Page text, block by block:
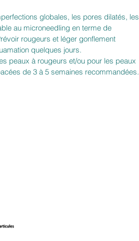
globales, les pores dilatés, les
au microneedling en terme de
rougeurs et léger gonflement
quelques jours.
peaux à rougeurs et/ou pour les peaux
de 3 à 5 semaines recommandées.